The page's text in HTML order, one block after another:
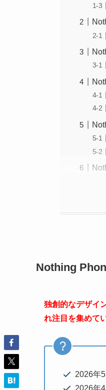
Nothing
独創的なデザイ
れ注目を集めて
2026年
2026年